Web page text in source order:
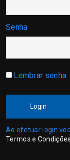
Senha
Lembrar senha
Login
Ao efetuar login
Termos e Condições